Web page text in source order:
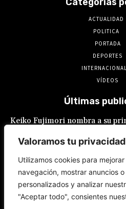
Valoramos tu privacidad
Utilizamos cookies para
navegación, mostrar anuncios
personalizados y analizar
"Aceptar todo", consientes
ACTUALIDAD
POLITICA
PORTADA
DEPORTES
VÍDEOS
Últimas
Keiko Fujimori nombra a su
encargada: es Hilda Sandoval
España: Pedro Sánchez lanza
Italia por la crisis migratoria en
8 de agosto de 2026